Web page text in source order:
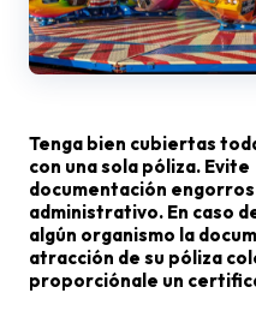
Tenga bien cubiertas
con una sola póliza.
documentación
administrativo. En caso
algún organismo la
atracción de su póliza
proporciónale un